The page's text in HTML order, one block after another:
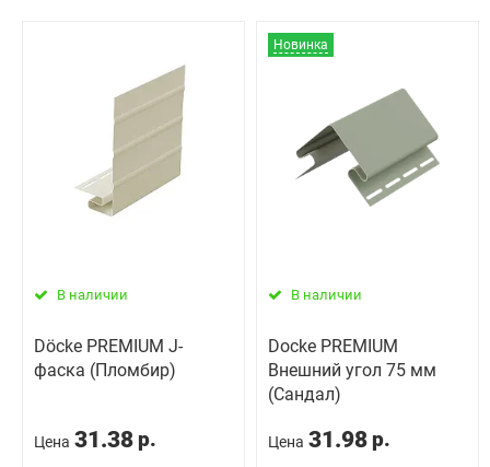
В наличии
Döcke PREMIUM J-
фаска (Пломбир)
Цена 31.38 р.
Новинка
В наличии
Docke PREMIUM
Внешний угол 75 мм
(Сандал)
Цена 31.98 р.